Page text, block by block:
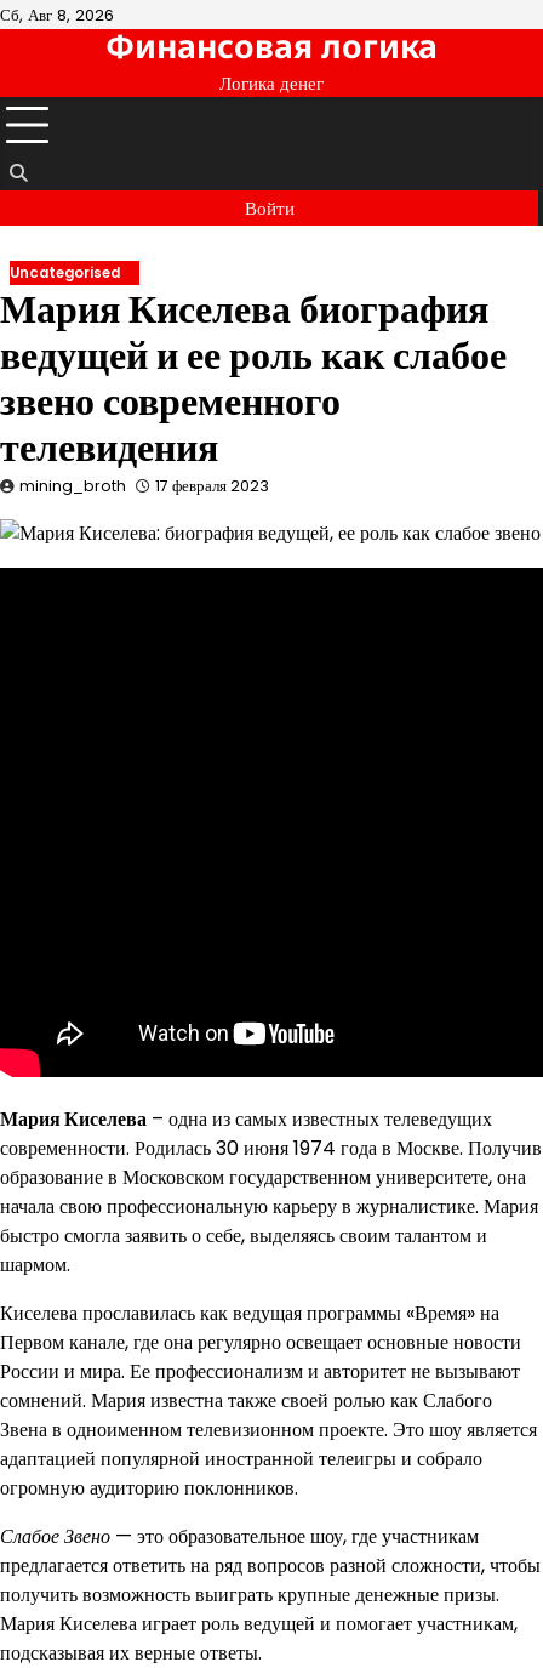
Перейти
Сб, Авг 8, 2026
Финансовая логика
Логика денег
Войти
Uncategorised
Мария Киселева биография
ведущей и ее роль как слабое
звено современного
телевидения
mining_broth 17 февраля 2023
Мария Киселева – одна из самых известных телеведущих
современности. Родилась 30 июня 1974 года в Москве. Получив
образование в Московском государственном университете, она
начала свою профессиональную карьеру в журналистике. Мария
быстро смогла заявить о себе, выделяясь своим талантом и
шармом.
Киселева прославилась как ведущая программы «Время» на
Первом канале, где она регулярно освещает основные новости
России и мира. Ее профессионализм и авторитет не вызывают
сомнений. Мария известна также своей ролью как Слабого
Звена в одноименном телевизионном проекте. Это шоу является
адаптацией популярной иностранной телеигры и собрало
огромную аудиторию поклонников.
Слабое Звено — это образовательное шоу, где участникам
предлагается ответить на ряд вопросов разной сложности, чтобы
получить возможность выиграть крупные денежные призы.
Мария Киселева играет роль ведущей и помогает участникам,
подсказывая их верные ответы.